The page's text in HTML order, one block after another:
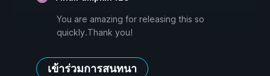
You are amazing for releasing this so
quickly.Thank you!
เข้าร่วมการสนทนา